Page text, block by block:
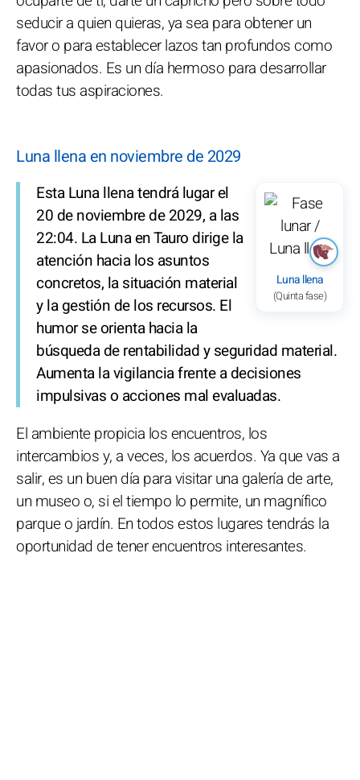
seducir a quien quieras, ya sea para obtener un
favor o para establecer lazos tan profundos como
apasionados. Es un día hermoso para desarrollar
todas tus aspiraciones.
Luna llena en noviembre de 2029
Luna llena
(Quinta fase)
Esta Luna llena tendrá lugar el
20 de noviembre de 2029, a las
22:04. La Luna en Tauro dirige la
atención hacia los asuntos
concretos, la situación material
y la gestión de los recursos. El
humor se orienta hacia la
búsqueda de rentabilidad y seguridad material.
Aumenta la vigilancia frente a decisiones
impulsivas o acciones mal evaluadas.
El ambiente propicia los encuentros, los
intercambios y, a veces, los acuerdos. Ya que vas a
salir, es un buen día para visitar una galería de arte,
un museo o, si el tiempo lo permite, un magnífico
parque o jardín. En todos estos lugares tendrás la
oportunidad de tener encuentros interesantes.